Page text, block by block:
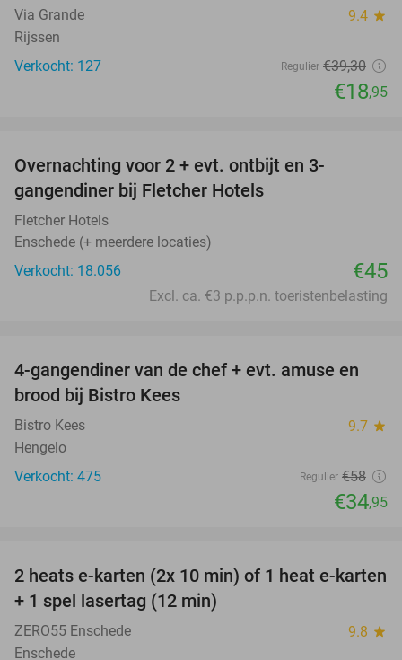
Via Grande 9.4 star
Rijssen
Verkocht: 127
Regulier €39,30
€18,95
Overnachting voor 2 + evt. ontbijt en 3-
gangendiner bij Fletcher Hotels
Fletcher Hotels
Enschede (+ meerdere locaties)
Verkocht: 18.056
€45
Excl. ca. €3 p.p.p.n. toeristenbelasting
40%
4-gangendiner van de chef + evt. amuse en
brood bij Bistro Kees
Bistro Kees 9.7 star
Hengelo
Verkocht: 475
Regulier €58
€34,95
32%
2 heats e-karten (2x 10 min) of 1 heat e-karten
+ 1 spel lasertag (12 min)
ZERO55 Enschede 9.8 star
Enschede